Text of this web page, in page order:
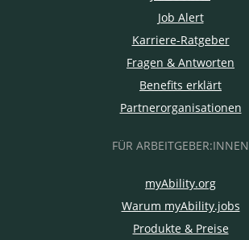
Job Alert
Karriere-Ratgeber
Fragen & Antworten
Benefits erklärt
Partnerorganisationen
FÜR ARBEITGEBER:INNEN
myAbility.org
Warum myAbility.jobs
Produkte & Preise